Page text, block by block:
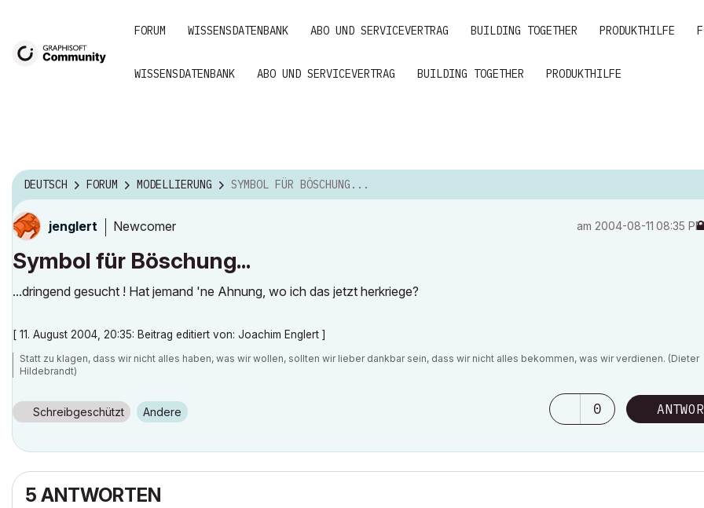
FORUM WISSENSDATENBANK ABO UND SERVICEVERTRAG BUILDING TOGETHER PRODUKTHILFE
WISSENSDATENBANK ABO UND SERVICEVERTRAG BUILDING TOGETHER PRODUKTHILFE
DEUTSCH FORUM MODELLIERUNG SYMBOL FÜR BÖSCHUNG...
jenglert Newcomer am ‎2004-08-11 08:35 PM
Symbol für Böschung...
...dringend gesucht ! Hat jemand 'ne Ahnung, wo ich das jetzt herkriege?
[ 11. August 2004, 20:35: Beitrag editiert von: Joachim Englert ]
Statt zu klagen, dass wir nicht alles haben, was wir wollen, sollten wir lieber dankbar sein, dass wir nicht alles bekommen, was wir verdienen. (Dieter
Hildebrandt)
Schreibgeschützt Andere 0
5 ANTWORTEN